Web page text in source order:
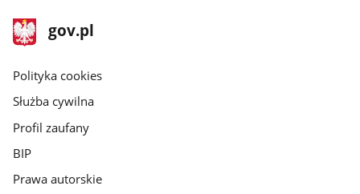
stopka
gov.pl
Strona
gov.pl
gov.pl
Polityka cookies
Służba cywilna
Profil zaufany
BIP
Prawa autorskie